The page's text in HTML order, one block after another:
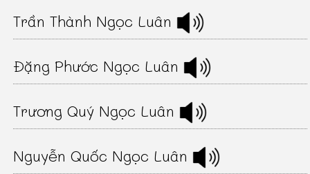
Trần Thành Ngọc Luân
Đặng Phước Ngọc Luân
Trương Quý Ngọc Luân
Nguyễn Quốc Ngọc Luân